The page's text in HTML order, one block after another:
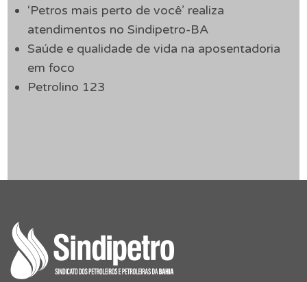
‘Petros mais perto de você’ realiza
atendimentos no Sindipetro-BA
Saúde e qualidade de vida na aposentadoria
em foco
Petrolino 123